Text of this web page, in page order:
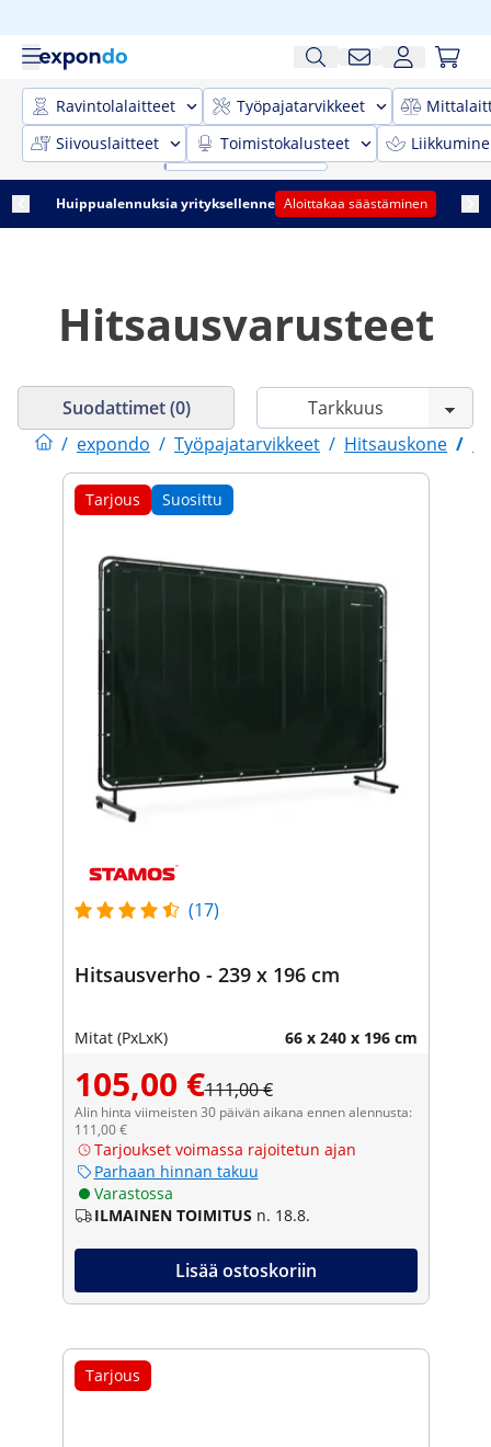
Ravintolalaitteet Työpajatarvikkeet
Siivouslaitteet
Toimistokalusteet
Huippualennuksia yrityksellenne Aloittakaa säästäminen
Hitsausvarusteet
/ expondo / Työpajatarvikkeet / Hitsauskone /
Suodattimet (0)
Tarjous Suosittu
(17)
Hitsausverho - 239 x 196 cm
Mitat (PxLxK) 66 x 240 x 196 cm
105,00 €111,00 €
Alin hinta viimeisten 30 päivän aikana ennen alennusta:
111,00 €
Tarjoukset voimassa rajoitetun ajan
Parhaan hinnan takuu
Varastossa
ILMAINEN TOIMITUS n. 18.8.
Lisää ostoskoriin
Tarjous